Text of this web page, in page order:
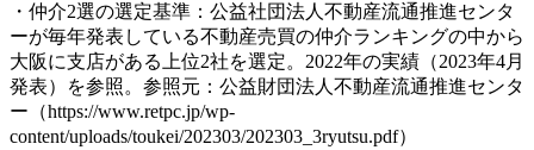
・仲介2選の選定基準：公益社団法人不動産流通推進センタ
ーが毎年発表している不動産売買の仲介ランキングの中から
大阪に支店がある上位2社を選定。2022年の実績（2023年4月
発表）を参照。参照元：公益財団法人不動産流通推進センタ
ー（https://www.retpc.jp/wp-
content/uploads/toukei/202303/202303_3ryutsu.pdf）